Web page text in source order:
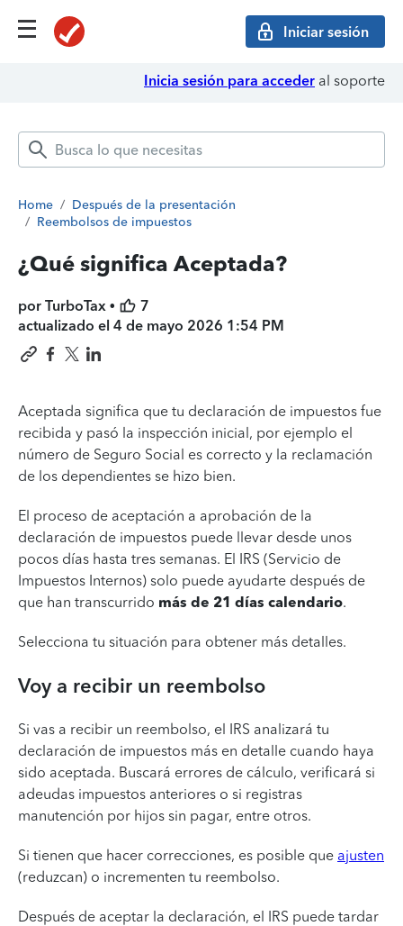
Iniciar sesión
Inicia sesión para acceder al soporte
Home / Después de la presentación
/ Reembolsos de impuestos
¿Qué significa Aceptada?
por TurboTax •
7
actualizado el 4 de mayo 2026 1:54 PM
Aceptada significa que tu declaración de impuestos fue
recibida y pasó la inspección inicial, por ejemplo el
número de Seguro Social es correcto y la reclamación
de los dependientes se hizo bien.
El proceso de aceptación a aprobación de la
declaración de impuestos puede llevar desde unos
pocos días hasta tres semanas. El IRS (Servicio de
Impuestos Internos) solo puede ayudarte después de
que han transcurrido más de 21 días calendario.
Selecciona tu situación para obtener más detalles.
Voy a recibir un reembolso
Si vas a recibir un reembolso, el IRS analizará tu
declaración de impuestos más en detalle cuando haya
sido aceptada. Buscará errores de cálculo, verificará si
adeudas impuestos anteriores o si registras
manutención por hijos sin pagar, entre otros.
Si tienen que hacer correcciones, es posible que ajusten
(reduzcan) o incrementen tu reembolso.
Después de aceptar la declaración, el IRS puede tardar